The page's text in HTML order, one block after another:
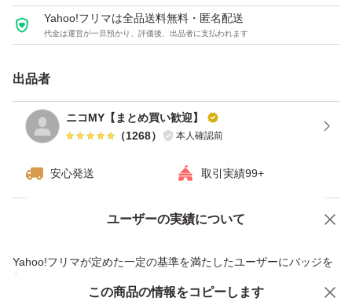
Yahoo!フリマは全品送料無料・匿名配送
代金は運営が一旦預かり、評価後、出品者に支払われます
出品者
ニコMY【まとめ買い歓迎】
（1268） 本人確認前
安心発送 取引実績99+
ユーザーの実績について
Yahoo!フリマが定めた一定の基準を満たしたユーザーにバッジを
付与しています
価格の相談 商品への質問
この商品の情報をコピーします
この商品をみている人にオススメ